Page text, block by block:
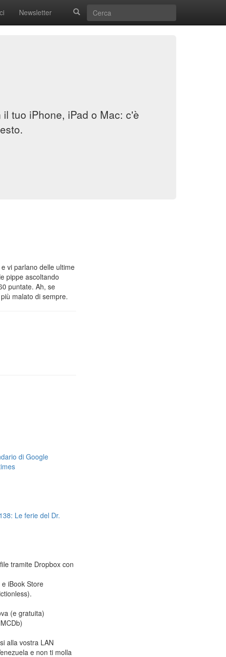
Newsletter
tuo iPhone, iPad o Mac: c'è
vi parlano delle ultime
pippe ascoltando
puntate. Ah, se
malato di sempre.
di Google
Le ferie del Dr.
tramite Dropbox con
iBook Store
(e gratuita)
alla vostra LAN
e non ti molla